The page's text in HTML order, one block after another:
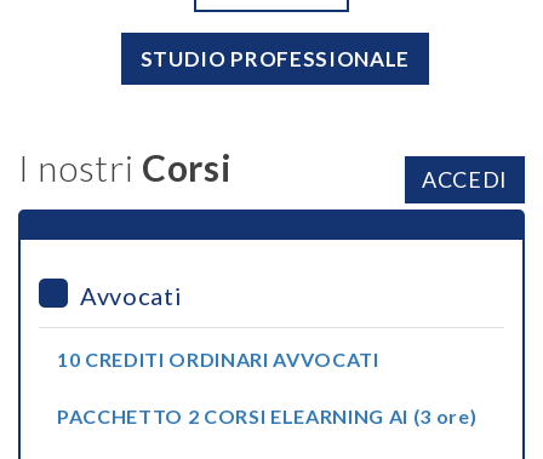
STUDIO PROFESSIONALE
I nostri Corsi ACCEDI
Avvocati
10 CREDITI ORDINARI AVVOCATI
PACCHETTO 2 CORSI ELEARNING AI (3 ore)